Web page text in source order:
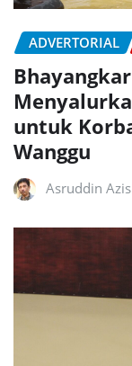
ADVERTORIAL
untuk
Wanggu
Asruddin Azis